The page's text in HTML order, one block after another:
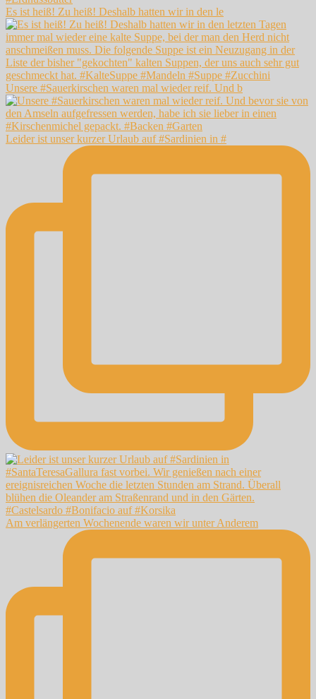
Es ist heiß! Zu heiß! Deshalb hatten wir in den le
Unsere #Sauerkirschen waren mal wieder reif. Und b
Leider ist unser kurzer Urlaub auf #Sardinien in #
Am verlängerten Wochenende waren wir unter Anderem